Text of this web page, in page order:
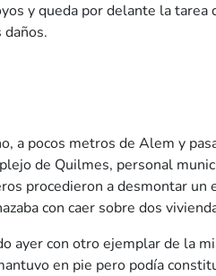
y queda por delante la tarea
a pocos metros de Alem y
de Quilmes, personal
procedieron a desmontar
con caer sobre dos
ayer con otro ejemplar de la
en pie pero podía